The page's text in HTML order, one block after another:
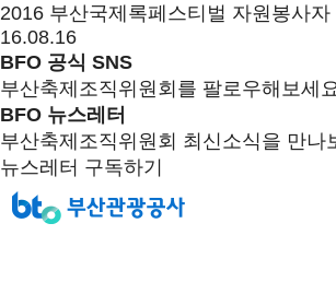
2016 부산국제록페스티벌 자원봉사자
16.08.16
BFO 공식 SNS
부산축제조직위원회를 팔로우해보세
BFO 뉴스레터
부산축제조직위원회 최신소식을 만나
뉴스레터 구독하기